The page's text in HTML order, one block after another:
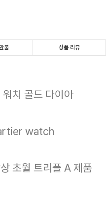
불 상품 리뷰
치 골드 다이아
watch
초월 트리플 A 제품